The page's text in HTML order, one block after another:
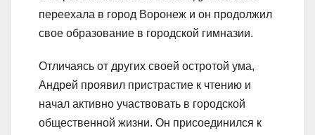
переехала в город Воронеж и он продолжил
свое образование в городской гимназии.
Отличаясь от других своей остротой ума,
Андрей проявил пристрастие к чтению и
начал активно участвовать в городской
общественной жизни. Он присоединился к